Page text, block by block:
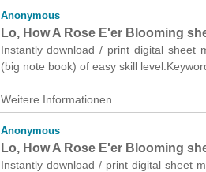
Anonymous
Lo, How A Rose E'er Blooming
Instantly download / print digital sheet
(big note book) of easy skill
Weitere Informationen...
Anonymous
Lo, How A Rose E'er Blooming
Instantly download / print digital sheet